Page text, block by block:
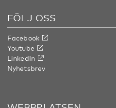
FÖLJ OSS
Facebook
Youtube
LinkedIn
Nyhetsbrev